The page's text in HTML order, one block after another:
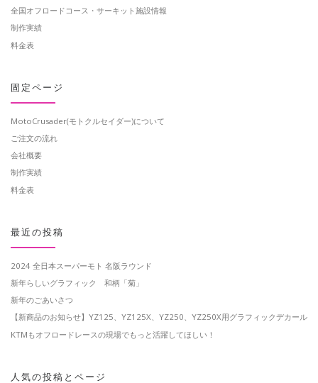
全国オフロードコース・サーキット施設情報
制作実績
料金表
固定ページ
MotoCrusader(モトクルセイダー)について
ご注文の流れ
会社概要
制作実績
料金表
最近の投稿
2024 全日本スーパーモト 名阪ラウンド
新年らしいグラフィック 和柄「菊」
新年のごあいさつ
【新商品のお知らせ】YZ125、YZ125X、YZ250、YZ250X用グラフィックデカール
KTMもオフロードレースの現場でもっと活躍してほしい！
人気の投稿とページ